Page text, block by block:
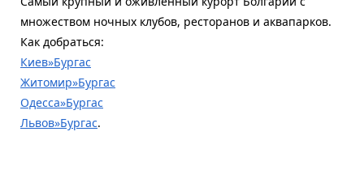
множеством ночных клубов, ресторанов и аквапарков.
Как добраться:
Киев»Бургас
Житомир»Бургас
Одесса»Бургас
Львов»Бургас.